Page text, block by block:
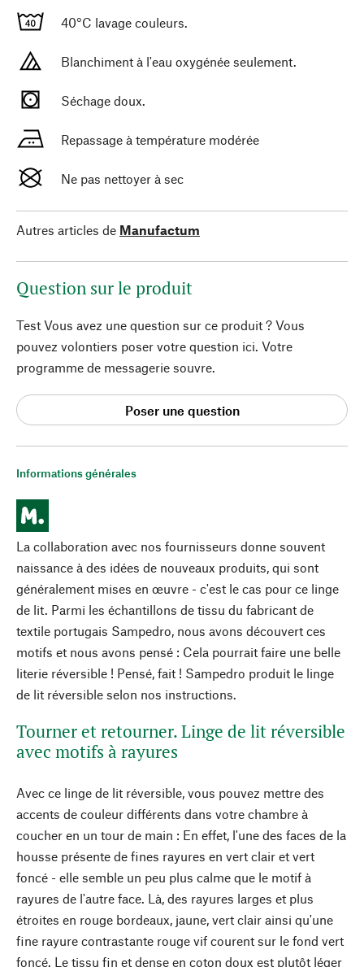
Informations générales
La collaboration avec nos fournisseurs donne souvent
naissance à des idées de nouveaux produits, qui sont
généralement mises en œuvre - c'est le cas pour ce linge
de lit. Parmi les échantillons de tissu du fabricant de
textile portugais Sampedro, nous avons découvert ces
motifs et nous avons pensé : Cela pourrait faire une belle
literie réversible ! Pensé, fait ! Sampedro produit le linge
de lit réversible selon nos instructions.
Tourner et retourner. Linge de lit réversible
avec motifs à rayures
Avec ce linge de lit réversible, vous pouvez mettre des
accents de couleur différents dans votre chambre à
coucher en un tour de main : En effet, l'une des faces de la
housse présente de fines rayures en vert clair et vert
foncé - elle semble un peu plus calme que le motif à
rayures de l'autre face. Là, des rayures larges et plus
étroites en rouge bordeaux, jaune, vert clair ainsi qu'une
fine rayure contrastante rouge vif courent sur le fond vert
foncé. Le tissu fin et dense en coton doux est plutôt léger
40°C lavage couleurs.
Blanchiment à l'eau oxygénée seulement.
Séchage doux.
Repassage à température modérée
Ne pas nettoyer à sec
Autres articles de Manufactum
Question sur le produit
Test Vous avez une question sur ce produit ? Vous
pouvez volontiers poser votre question ici. Votre
programme de messagerie souvre.
Poser une question